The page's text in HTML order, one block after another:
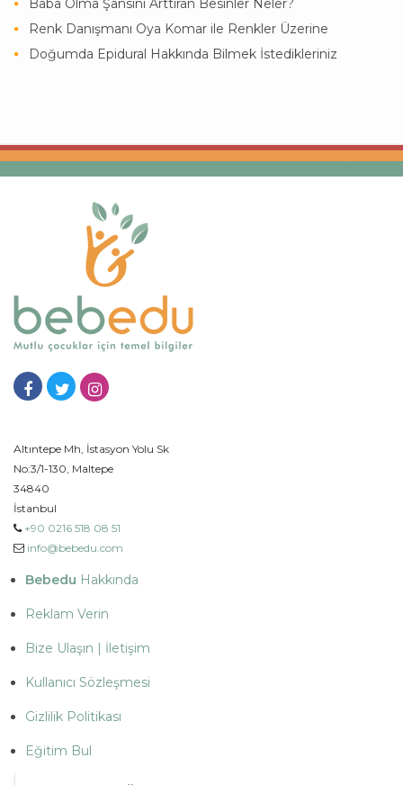
Baba Olma Şansını Arttıran Besinler Neler?
Renk Danışmanı Oya Komar ile Renkler Üzerine
Doğumda Epidural Hakkında Bilmek İstedikleriniz
Altıntepe Mh, İstasyon Yolu Sk
No:3/1-130, Maltepe
34840
İstanbul
+90 0216 518 08 51
info@bebedu.com
Bebedu Hakkında
Reklam Verin
Bize Ulaşın | İletişim
Kullanıcı Sözleşmesi
Gizlilik Politikası
Eğitim Bul